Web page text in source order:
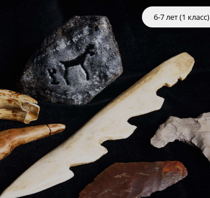
6-7 лет (1 класс)